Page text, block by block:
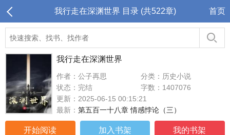
我行走在深渊世界 目录 (共522章) 首页
我行走在深渊世界
作者：公子再思
分类：历史小说
状态：完结
字数：1407076
更新：2025-06-15 00:15:21
最新： 第五百一十八章 情感悖论（三）
开始阅读 加入书架 我的书架